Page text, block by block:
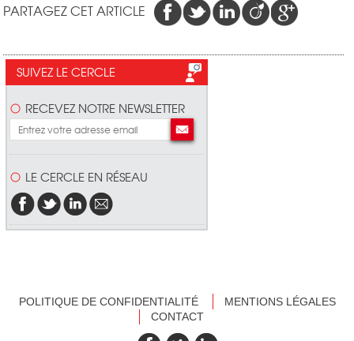
PARTAGEZ CET ARTICLE
SUIVEZ LE CERCLE
RECEVEZ NOTRE NEWSLETTER
LE CERCLE EN RÉSEAU
POLITIQUE DE CONFIDENTIALITÉ
MENTIONS LÉGALES
CONTACT